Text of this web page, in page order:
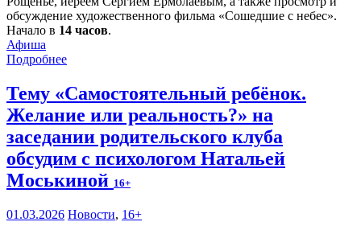
обсуждение художественного фильма «Сошедшие с небес».
Начало в 14 часов.
Афиша
Подробнее
Тему «Самостоятельный ребёнок.
Желание или реальность?» на
заседании родительского клуба
обсудим с психологом Натальей
Моськиной 16+
01.03.2026 Новости, 16+